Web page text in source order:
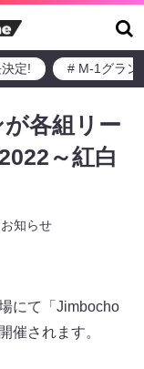
定! # M-1グラン
各組リー
～紅白
お知らせ
にて「Jimbocho
催されます。